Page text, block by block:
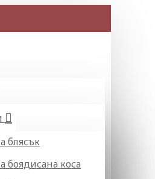
блясък
боядисана коса